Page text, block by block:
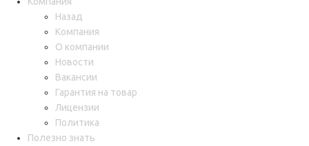
Назад
Компания
О компании
Новости
Вакансии
Гарантия на товар
Лицензии
Политика
Полезно знать